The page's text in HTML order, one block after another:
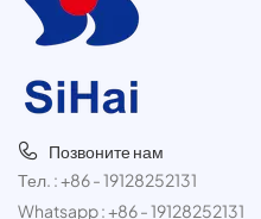
Позвоните нам
Тел. :+86 - 19128252131
Whatsapp :+86 - 19128252131